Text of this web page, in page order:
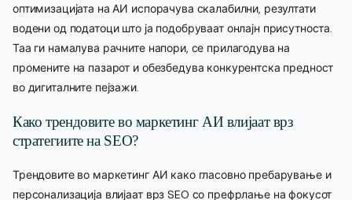
оптимизацијата на АИ испорачува скалабилни, резултати
водени од податоци што ја подобруваат онлајн присутноста.
Таа ги намалува рачните напори, се прилагодува на
промените на пазарот и обезбедува конкурентска предност
во дигиталните пејзажи.
Како трендовите во маркетинг АИ влијаат врз
стратегиите на SEO?
Трендовите во маркетинг АИ како гласовно пребарување и
персонализација влијаат врз SEO со префрлање на фокусот